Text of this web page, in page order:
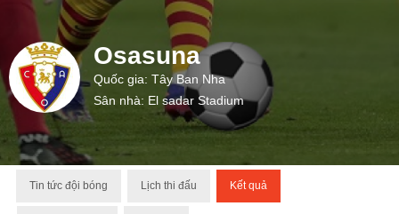
Osasuna
Quốc gia: Tây Ban Nha
Sân nhà: El sadar Stadium
Tin tức đội bóng Lịch thi đấu Kết quả